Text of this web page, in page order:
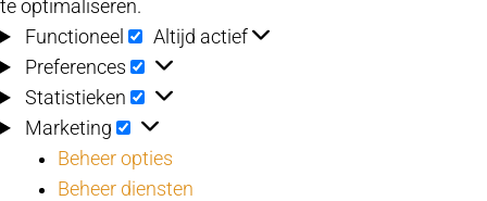
te optimaliseren.
Functioneel
Functioneel
Altijd actief
Preferences
Preferences
Statistieken Statistieken
Marketing Marketing
Beheer opties
Beheer diensten